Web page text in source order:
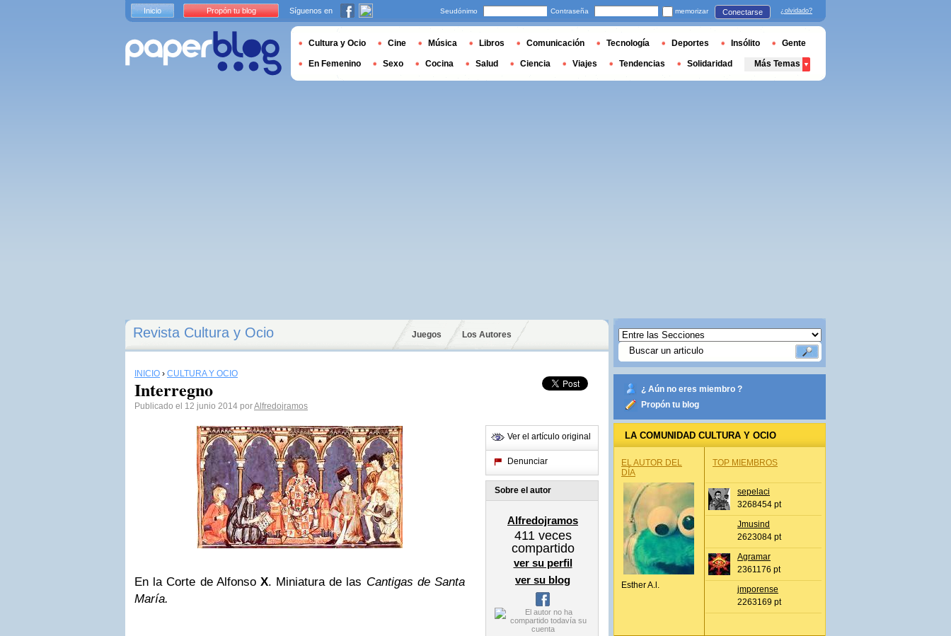
Revista Cultura y Ocio Juegos Los Autores
INICIO › CULTURA Y OCIO
Interregno
Publicado el 12 junio 2014 porAlfredojramos
En la Corte de Alfonso X. Miniatura de las Cantigas de Santa
María.
Ver el artículo original
Denunciar
Sobre el autor
Alfredojramos
411veces
compartido
ver su perfil
ver su blog
¿ Aún no eres miembro ?
Propón tu blog
LA COMUNIDAD CULTURA Y OCIO
EL AUTOR DEL
DÍA
Esther A.l.
TOP MIEMBROS
sepelaci
3268454 pt
Jmusind
2623084 pt
Agramar
2361176 pt
jmporense
2263169 pt
Inicio Propón tu blog Síguenos en Seudónimo Contraseña memorizar Conectarse ¿olvidado?
Cultura y Ocio Cine Música Libros Comunicación Tecnología Deportes Insólito Gente
En Femenino Sexo Cocina Salud Ciencia Viajes Tendencias Solidaridad Más Temas